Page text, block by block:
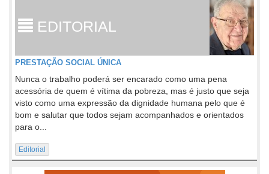
EDITORIAL
PRESTAÇÃO SOCIAL ÚNICA
Nunca o trabalho poderá ser encarado como uma pena
acessória de quem é vítima da pobreza, mas é justo que seja
visto como uma expressão da dignidade humana pelo que é
bom e salutar que todos sejam acompanhados e orientados
para o...
Editorial